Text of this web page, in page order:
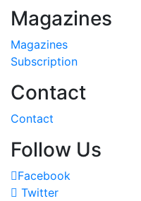
Magazines
Magazines
Subscription
Contact
Contact
Follow Us
Facebook
Twitter